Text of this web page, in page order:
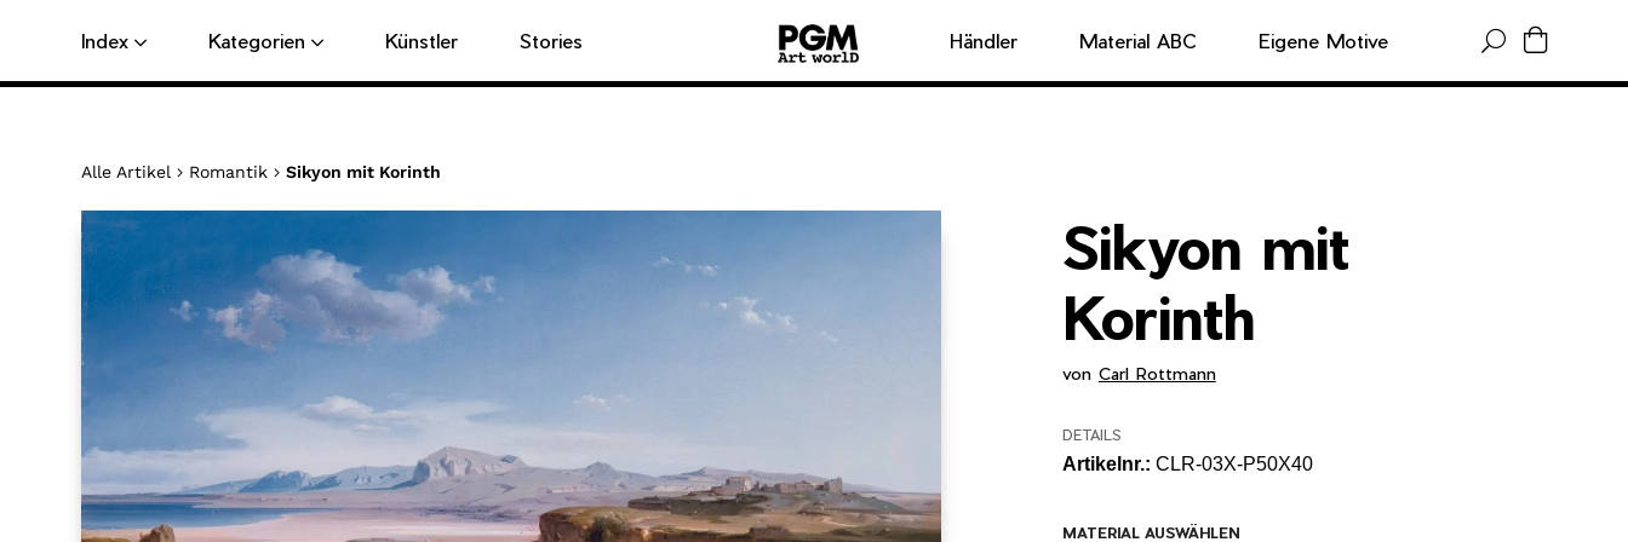
Index Kategorien Künstler Stories Händler Material ABC Eigene Motive
Alle Artikel Romantik Sikyon mit Korinth
Sikyon mit
Korinth
von Carl Rottmann
DETAILS
Artikelnr.: CLR-03X-P50X40
MATERIAL AUSWÄHLEN
Produkt
wird
zum
Warenkorb
hinzugefügt